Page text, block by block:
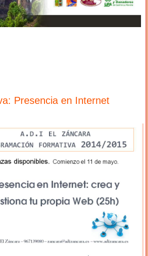
Presencia en Internet